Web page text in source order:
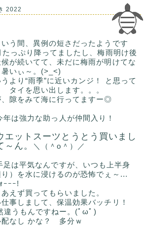
2022
う間、異例の短さだったようです
っぷり降ってましたし、梅雨明け後
が続いてて、未だに梅雨が明けてな
いぃ～。(>_<)
より“雨季”に近いカンジ！ と思って
タイを思い出します。。。
隙をみて海に行ってますー◎
年は強力な助っ人が仲間入り！
エットスーツとうとう買いまし
～ん。
＼（＾o＾）／
足は平気なんですが、いつも上半身
り）を水に浸けるのが恐怖でぇ～...
ｰｰｰ!
えず買ってもらいました。
事しまして、保温効果バッチリ！
違うもんですねー。(ﾟωﾟ)
配なし かな？ 多分ｗ